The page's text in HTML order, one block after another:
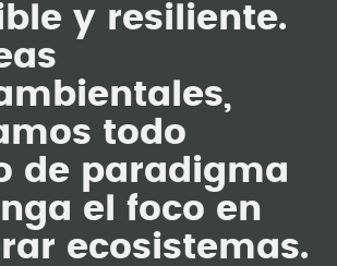
y resiliente.
todo
de paradigma
el foco en
ecosistemas.